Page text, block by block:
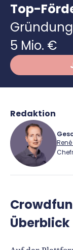
Vergleiche
Software
Deals
Top-
5 Mio. €
Redaktion
Für-
Überblick